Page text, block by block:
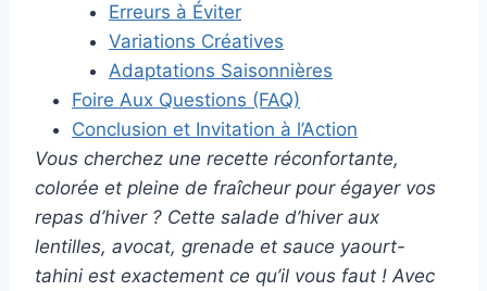
Erreurs à Éviter
Variations Créatives
Adaptations Saisonnières
Foire Aux Questions (FAQ)
Conclusion et Invitation à l’Action
Vous cherchez une recette réconfortante,
colorée et pleine de fraîcheur pour égayer vos
repas d’hiver ? Cette salade d’hiver aux
lentilles, avocat, grenade et sauce yaourt-
tahini est exactement ce qu’il vous faut ! Avec